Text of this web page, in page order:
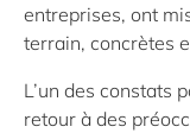
entreprises, ont
terrain, concrètes
L’un des constats
retour à des